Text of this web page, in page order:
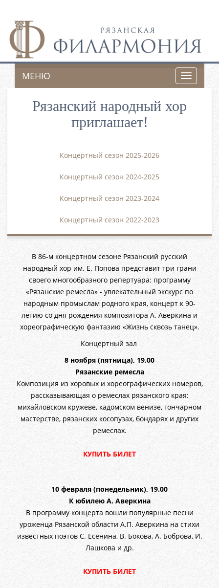
Toggle
МЕНЮ
Рязанский народный хор
приглашает!
Концертный сезон 2025-2026
Концертный сезон 2024-2025
Концертный сезон 2023-2024
Концертный сезон 2022-2023
В 86-м концертном сезоне Рязанский русский
народный хор им. Е. Попова представит три грани
своего многообразного репертуара: программу
«Рязанские ремесла» - увлекательный экскурс по
народным промыслам родного края, концерт к 90-
летию со дня рождения композитора А. Аверкина и
хореографическую фантазию «Жизнь сквозь танец».
Концертный зал
8 ноября (пятница), 19.00
Рязанские ремесла
Композиция из хоровых и хореографических номеров,
рассказывающая о ремеслах рязанского края:
михайловском кружеве, кадомском венизе, гончарном
мастерстве, рязанских косопузах, бондарях и других
ремеслах.
КУПИТЬ БИЛЕТ
10 февраля (понедельник), 19.00
К юбилею А. Аверкина
В программу концерта вошли популярные песни
уроженца Рязанской области А.П. Аверкина на стихи
известных поэтов С. Есенина, В. Бокова, А. Боброва, И.
Лашкова и др.
КУПИТЬ БИЛЕТ